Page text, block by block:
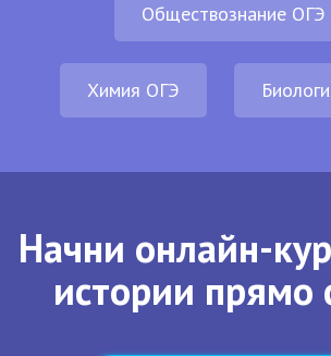
Обществознание ОГЭ
Химия ОГЭ
Начни онлайн-
истории прямо